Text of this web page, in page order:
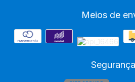
Meios de
Segurança